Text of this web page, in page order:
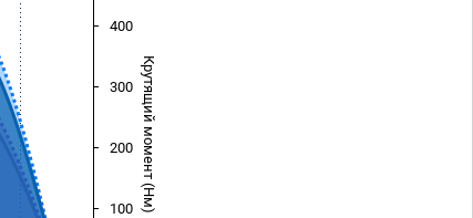
Крутящий момент (Нм)
100
200
300
400